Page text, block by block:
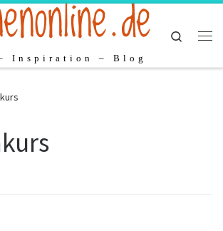
Inspiration – Blog
Search